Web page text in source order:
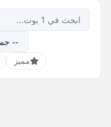
مميز